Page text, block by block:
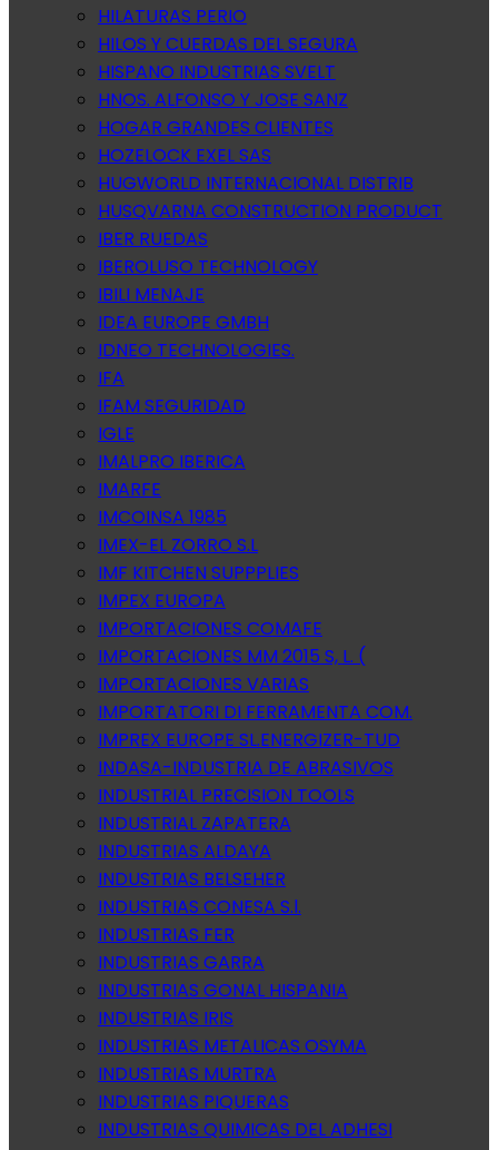
HILATURAS PERIO
HILOS Y CUERDAS DEL SEGURA
HISPANO INDUSTRIAS SVELT
HNOS. ALFONSO Y JOSE SANZ
HOGAR GRANDES CLIENTES
HOZELOCK EXEL SAS
HUGWORLD INTERNACIONAL DISTRIB
HUSQVARNA CONSTRUCTION PRODUCT
IBER RUEDAS
IBEROLUSO TECHNOLOGY
IBILI MENAJE
IDEA EUROPE GMBH
IDNEO TECHNOLOGIES.
IFA
IFAM SEGURIDAD
IGLE
IMALPRO IBERICA
IMARFE
IMCOINSA 1985
IMEX-EL ZORRO S.L
IMF KITCHEN SUPPPLIES
IMPEX EUROPA
IMPORTACIONES COMAFE
IMPORTACIONES MM 2015 S, L. (
IMPORTACIONES VARIAS
IMPORTATORI DI FERRAMENTA COM.
IMPREX EUROPE SL.ENERGIZER-TUD
INDASA-INDUSTRIA DE ABRASIVOS
INDUSTRIAL PRECISION TOOLS
INDUSTRIAL ZAPATERA
INDUSTRIAS ALDAYA
INDUSTRIAS BELSEHER
INDUSTRIAS CONESA S.l.
INDUSTRIAS FER
INDUSTRIAS GARRA
INDUSTRIAS GONAL HISPANIA
INDUSTRIAS IRIS
INDUSTRIAS METALICAS OSYMA
INDUSTRIAS MURTRA
INDUSTRIAS PIQUERAS
INDUSTRIAS QUIMICAS DEL ADHESI